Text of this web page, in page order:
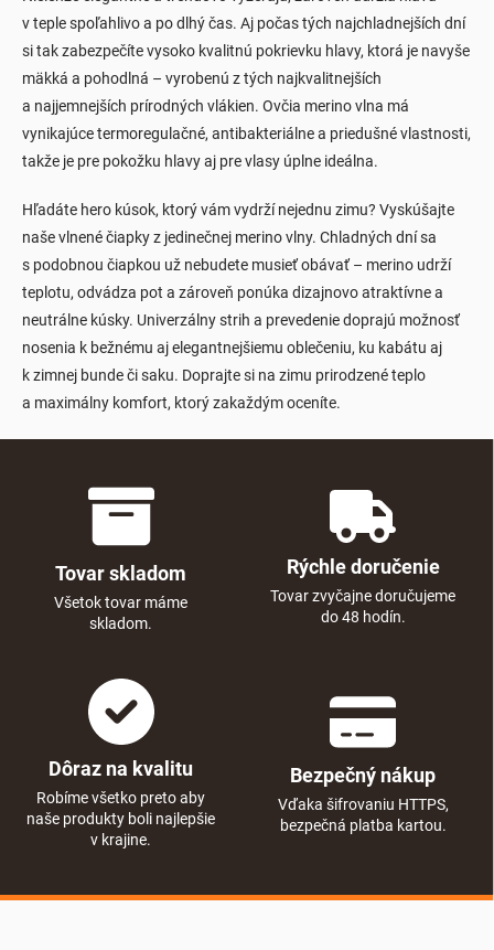
v teple spoľahlivo a po dlhý čas. Aj počas tých najchladnejších dní
si tak zabezpečíte vysoko kvalitnú pokrievku hlavy, ktorá je navyše
mäkká a pohodlná – vyrobenú z tých najkvalitnejších
a najjemnejších prírodných vlákien. Ovčia merino vlna má
vynikajúce termoregulačné, antibakteriálne a priedušné vlastnosti,
takže je pre pokožku hlavy aj pre vlasy úplne ideálna.
Hľadáte hero kúsok, ktorý vám vydrží nejednu zimu? Vyskúšajte
naše vlnené čiapky z jedinečnej merino vlny. Chladných dní sa
s podobnou čiapkou už nebudete musieť obávať – merino udrží
teplotu, odvádza pot a zároveň ponúka dizajnovo atraktívne a
neutrálne kúsky. Univerzálny strih a prevedenie doprajú možnosť
nosenia k bežnému aj elegantnejšiemu oblečeniu, ku kabátu aj
k zimnej bunde či saku. Doprajte si na zimu prirodzené teplo
a maximálny komfort, ktorý zakaždým oceníte.
Tovar skladom
Všetok tovar máme
skladom.
Rýchle doručenie
Tovar zvyčajne doručujeme
do 48 hodín.
Dôraz na kvalitu
Robíme všetko preto aby
naše produkty boli najlepšie
v krajine.
Bezpečný nákup
Vďaka šifrovaniu HTTPS,
bezpečná platba kartou.